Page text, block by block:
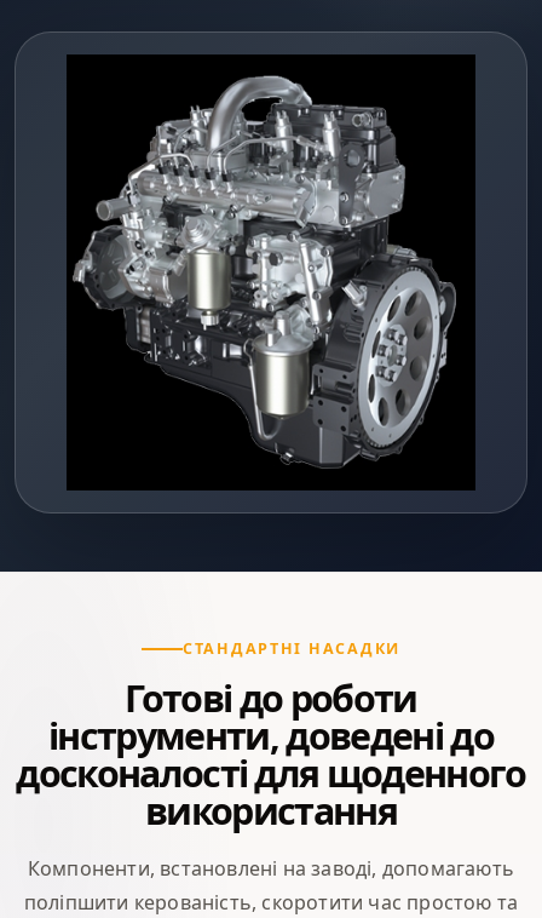
СТАНДАРТНІ НАСАДКИ
Готові до роботи
інструменти, доведені до
досконалості для щоденного
використання
Компоненти, встановлені на заводі, допомагають
поліпшити керованість, скоротити час простою та